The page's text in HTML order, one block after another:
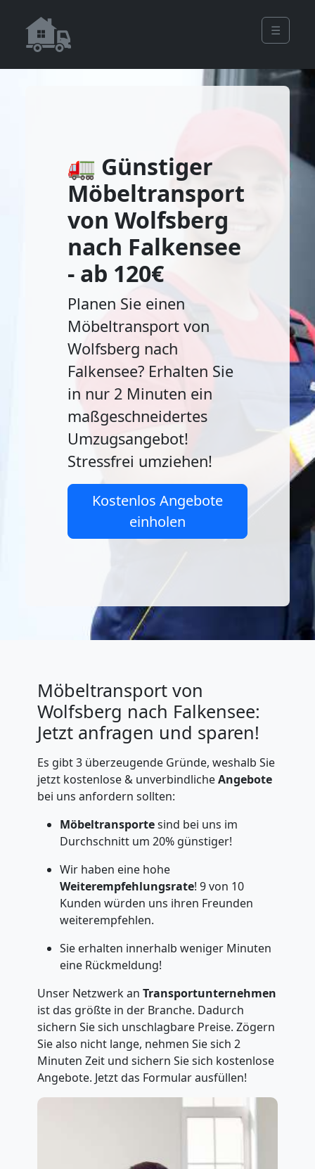
☰
🚛 Günstiger
Möbeltransport
von Wolfsberg
nach Falkensee
- ab 120€
Planen Sie einen
Möbeltransport von
Wolfsberg nach
Falkensee? Erhalten Sie
in nur 2 Minuten ein
maßgeschneidertes
Umzugsangebot!
Stressfrei umziehen!
Kostenlos Angebote
einholen
Möbeltransport von
Wolfsberg nach Falkensee:
Jetzt anfragen und sparen!
Es gibt 3 überzeugende Gründe, weshalb Sie
jetzt kostenlose & unverbindlicheAngebote
bei uns anfordern sollten:
Möbeltransportesind bei uns im
Durchschnitt um 20% günstiger!
Wir haben eine hohe
Weiterempfehlungsrate! 9 von 10
Kunden würden uns ihren Freunden
weiterempfehlen.
Sie erhalten innerhalb weniger Minuten
eine Rückmeldung!
Unser Netzwerk an Transportunternehmen
ist das größte in der Branche. Dadurch
sichern Sie sich unschlagbare Preise. Zögern
Sie also nicht lange, nehmen Sie sich 2
Minuten Zeit und sichern Sie sich kostenlose
Angebote. Jetzt das Formular ausfüllen!